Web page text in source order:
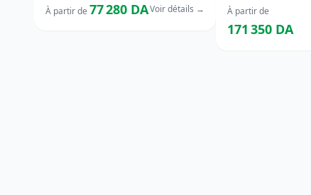
À partir de 77 280 DAVoir détails → À partir de
171 350 DA